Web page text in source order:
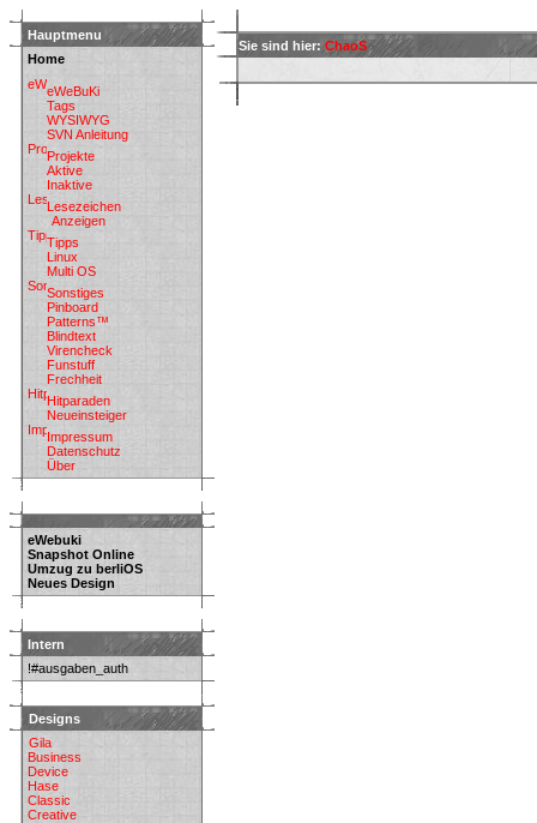
Hauptmenu
Home
eWeBuKi
Tags
WYSIWYG
SVN Anleitung
Projekte
Aktive
Inaktive
Lesezeichen
Anzeigen
Tipps
Linux
Multi OS
Sonstiges
Pinboard
Patterns™
Blindtext
Virencheck
Funstuff
Frechheit
Hitparaden
Neueinsteiger
Impressum
Datenschutz
Über
eWebuki
Snapshot Online
Umzug zu berliOS
Neues Design
Intern
!#ausgaben_auth
Designs
Gila
Business
Device
Hase
Classic
Creative
Sie sind hier: ChaoS